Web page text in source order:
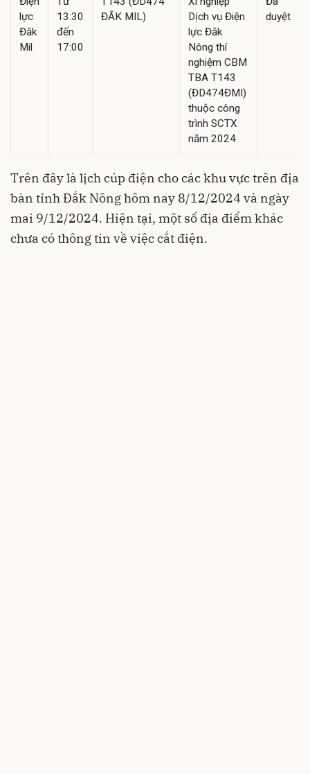
lực
Đăk
Mil
13:30
đến
17:00
ĐẮK MIL)
Dịch vụ Điện
lực Đăk
Nông thí
nghiệm CBM
TBA T143
(ĐD474ĐMI)
thuộc công
trình SCTX
năm 2024
duyệt
Trên đây là lịch cúp điện cho các khu vực trên địa
bàn tỉnh Đắk Nông hôm nay 8/12/2024 và ngày
mai 9/12/2024. Hiện tại, một số địa điểm khác
chưa có thông tin về việc cắt điện.